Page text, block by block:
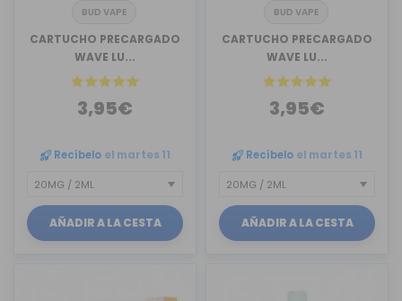
BUD VAPE
CARTUCHO PRECARGADO
WAVE LU...
3,95€
Recíbelo el martes 11
AÑADIR A LA CESTA
BUD VAPE
CARTUCHO PRECARGADO
WAVE LU...
3,95€
Recíbelo el martes 11
AÑADIR A LA CESTA